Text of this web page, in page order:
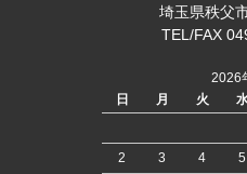
埼玉県秩父
TEL/FAX
2026
日
月 火
2
3 4 5